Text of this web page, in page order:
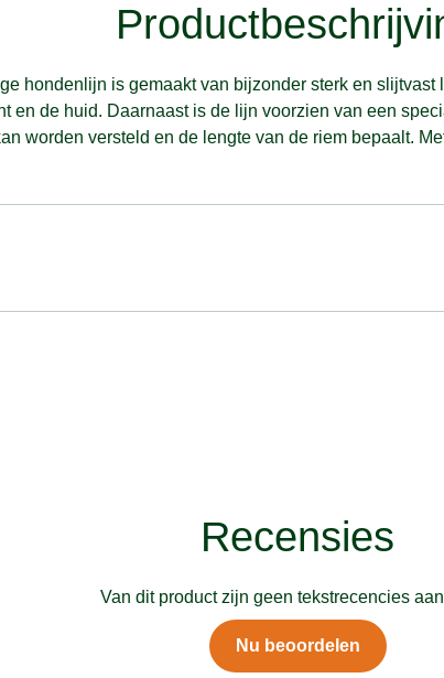
hondenlijn is gemaakt van bijzonder sterk en slijtvast
en de huid. Daarnaast is de lijn voorzien van een
worden versteld en de lengte van de riem bepaalt.
Recensies
Van dit product zijn geen tekstrecencies
Nu beoordelen